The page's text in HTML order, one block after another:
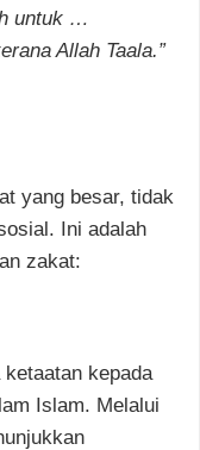
untuk …
Allah Taala.”
yang besar, tidak
Ini adalah
zakat:
kepada
Islam. Melalui